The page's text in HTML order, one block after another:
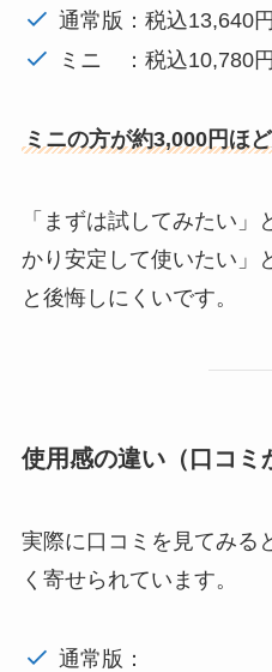
通常版：税込13,640円
ミニ ：税込10,780円
ミニの方が約3,000円ほ
「まずは試してみたい
かり安定して使いたい」
と後悔しにくいです。
使用感の違い（口コミ
実際に口コミを見てみる
く寄せられています。
通常版：